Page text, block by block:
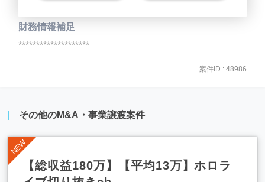
財務情報補足
********************
案件ID : 48986
その他のM&A・事業譲渡案件
【総収益180万】【平均13万】ホロラ